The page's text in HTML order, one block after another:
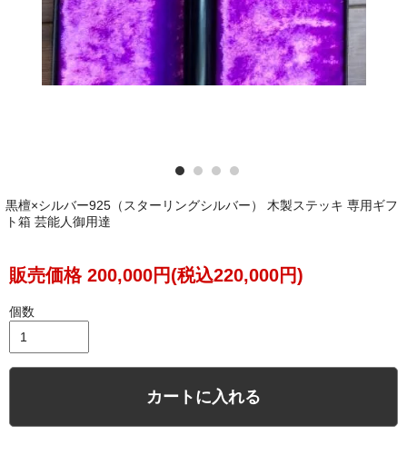
メールと電話の対応が良くうれしかったです
東京都 Oさん（52歳 女性）
黒檀×シルバー925（スターリングシルバー） 木製ステッキ 専用ギフ
ト箱 芸能人御用達
販売価格 200,000円(税込220,000円)
個数
カートに入れる